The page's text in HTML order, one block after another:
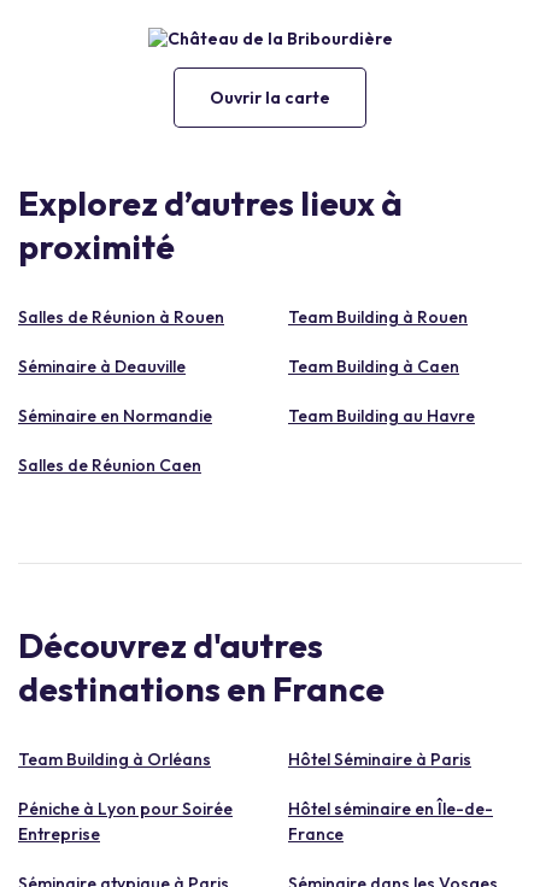
Ouvrir la carte
Explorez d’autres lieux à
proximité
Salles de Réunion à Rouen Team Building à Rouen
Séminaire à Deauville Team Building à Caen
Séminaire en Normandie Team Building au Havre
Salles de Réunion Caen
Découvrez d'autres
destinations en France
Team Building à Orléans Hôtel Séminaire à Paris
Péniche à Lyon pour Soirée
Entreprise
Hôtel séminaire en Île-de-
France